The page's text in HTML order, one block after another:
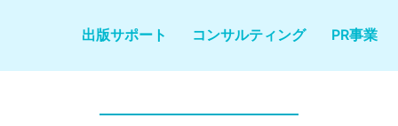
出版サポート コンサルティング PR事業